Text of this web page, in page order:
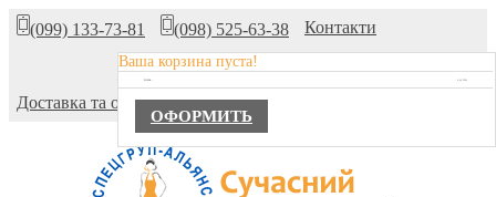
(099) 133-73-81 (098) 525-63-38
Контакти
Доставка та оплата
Ваша корзина пуста!
ОФОРМИТЬ